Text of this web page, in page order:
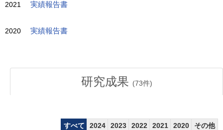
2021 実績報告書
2020 実績報告書
研究成果 (73件)
すべて 2024 2023 2022 2021 2020
その他